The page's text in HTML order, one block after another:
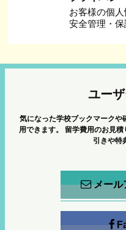
お客様の個
安全管理・保
ユー
気になった学校ブックマークや
用できます。
留学費用のお見
引きや特
メール